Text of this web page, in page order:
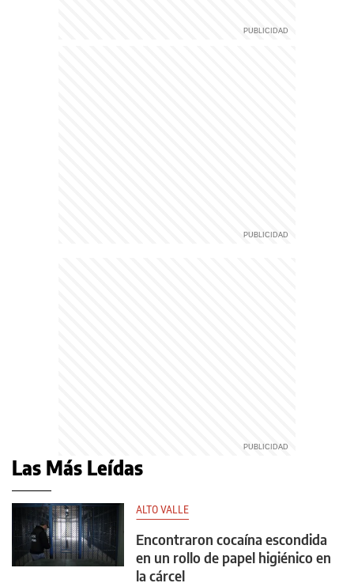
Las Más Leídas
ALTO VALLE
Encontraron cocaína escondida
en un rollo de papel higiénico en
la cárcel